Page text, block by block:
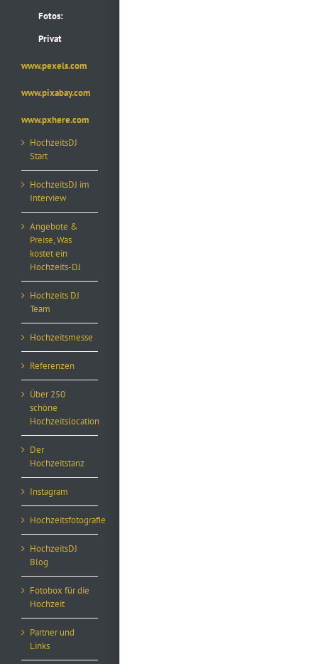
Fotos:
Privat
www.pexels.com
www.pixabay.com
www.pxhere.com
HochzeitsDJ
Start
HochzeitsDJ im
Interview
Angebote &
Preise, Was
kostet ein
Hochzeits-DJ
Hochzeits DJ
Team
Hochzeitsmesse
Referenzen
Über 250
schöne
Hochzeitslocation
Der
Hochzeitstanz
Instagram
Hochzeitsfotografie
HochzeitsDJ
Blog
Fotobox für die
Hochzeit
Partner und
Links